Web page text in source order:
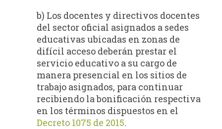
b) Los docentes y directivos docentes
del sector oficial asignados a sedes
educativas ubicadas en zonas de
difícil acceso deberán prestar el
servicio educativo a su cargo de
manera presencial en los sitios de
trabajo asignados, para continuar
recibiendo la bonificación respectiva
en los términos dispuestos en el
Decreto 1075 de 2015.